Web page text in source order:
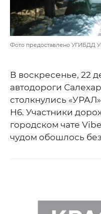
Фото предоставлено УГИБДД
В воскресенье, 22
автодороги
столкнулись
Н6. Участники
городском чате
чудом обошлось